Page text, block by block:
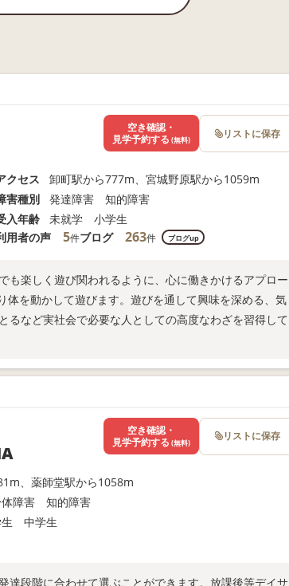
クセス
卸町駅から777m、宮城野原駅から1059m
害種別
発達障害 知的障害
入年齢
未就学 小学生
用者の声
5件ブログ 263件 ブログup
も楽しく遊び関われるように、心に働きかけるアプロー
を動かして遊びます。遊びを通して興味を深める、気
るなど実社会で必要な人としての高度なわざを習得して
空き確認・
見学予約する (無料) リストに保存
、薬師堂駅から1058m
障害 知的障害
中学生
達段階に合わせて選ぶことができます。放課後等デイサ
空き確認・
見学予約する (無料) リストに保存